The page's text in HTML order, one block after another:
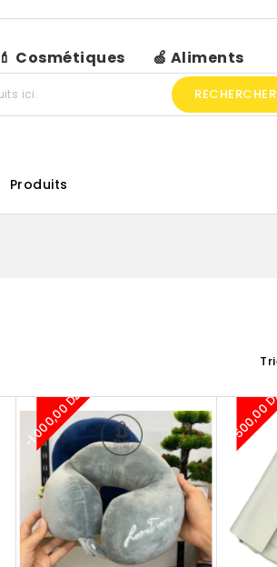
💄 Cosmétiques 🍏 Aliments
RECHERCHER
Produits
-1 000,00 DZD -1